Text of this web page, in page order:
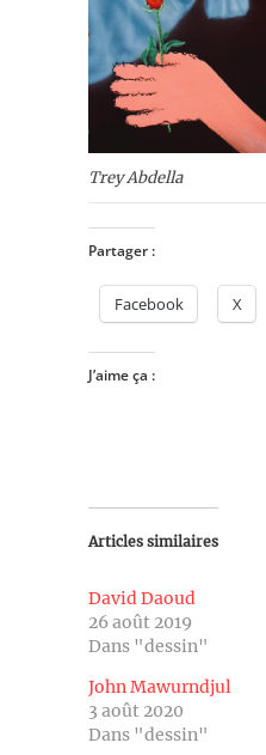
Trey Abdella
Partager :
Facebook X
J’aime ça :
Articles similaires
David Daoud
26 août 2019
Dans "dessin"
John Mawurndjul
3 août 2020
Dans "dessin"